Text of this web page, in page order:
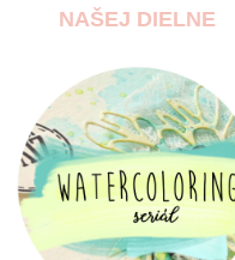
NAŠEJ DIELNE